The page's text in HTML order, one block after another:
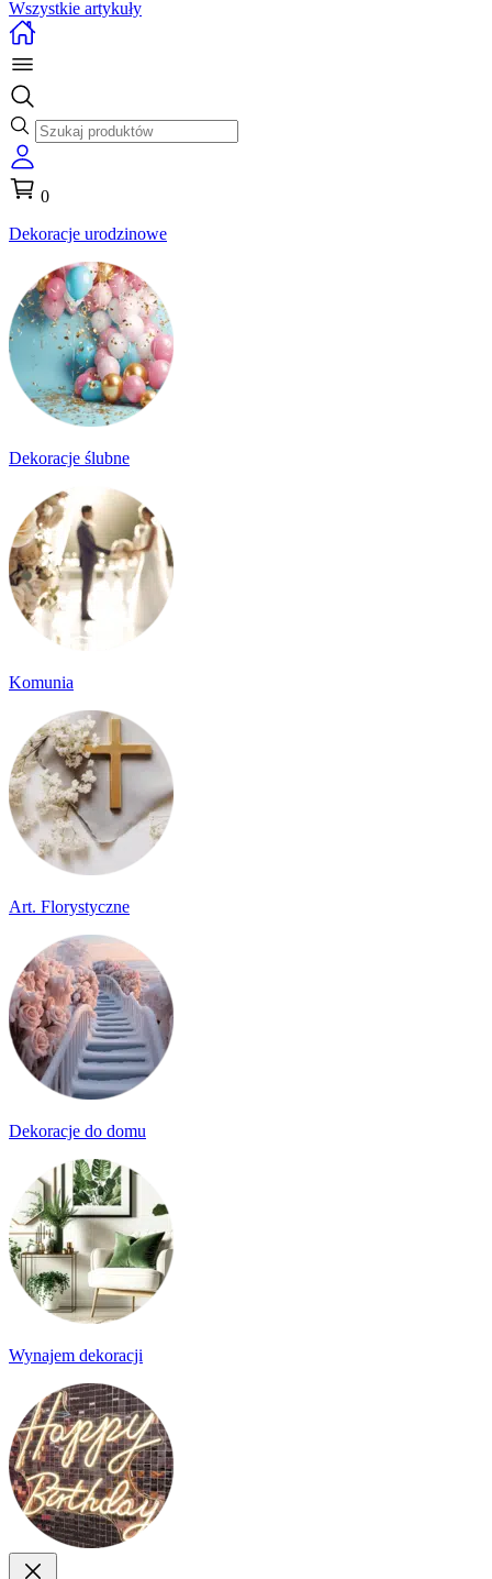
Wszystkie artykuły
0
Dekoracje urodzinowe
Dekoracje ślubne
Komunia
Art. Florystyczne
Dekoracje do domu
Wynajem dekoracji